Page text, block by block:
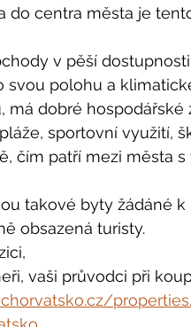
do centra města je
v pěší
svou polohu a
má dobré
sportovní využití,
čím patří mezi města
takové byty žádáné
obsazená turisty.
vaši průvodci při